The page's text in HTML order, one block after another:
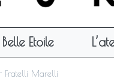
Etoile
Fratelli Marelli